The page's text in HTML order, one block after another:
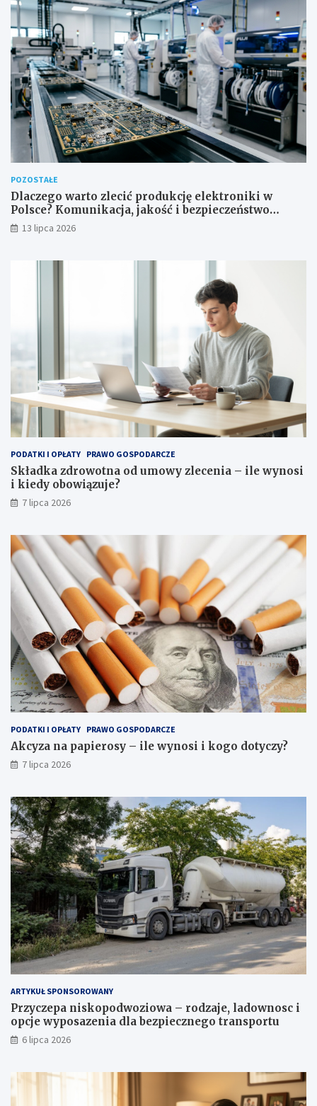
POZOSTAŁE
Dlaczego warto zlecić produkcję elektroniki w
Polsce? Komunikacja, jakość i bezpieczeństwo
dostaw
13 lipca 2026
PODATKI I OPŁATY PRAWO GOSPODARCZE
Składka zdrowotna od umowy zlecenia – ile wynosi
i kiedy obowiązuje?
7 lipca 2026
PODATKI I OPŁATY PRAWO GOSPODARCZE
Akcyza na papierosy – ile wynosi i kogo dotyczy?
7 lipca 2026
ARTYKUŁ SPONSOROWANY
Przyczepa niskopodwoziowa – rodzaje, ladownosc i
opcje wyposazenia dla bezpiecznego transportu
6 lipca 2026